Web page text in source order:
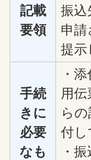
記載
要領
振込
申
提示
手続
きに
必要
なも
・
用
ら
付し
・